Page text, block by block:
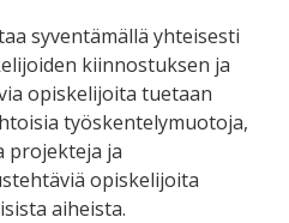
syventämällä yhteisesti
kiinnostuksen ja
opiskelijoita tuetaan
työskentelymuotoja,
projekteja ja
opiskelijoita
aiheista.